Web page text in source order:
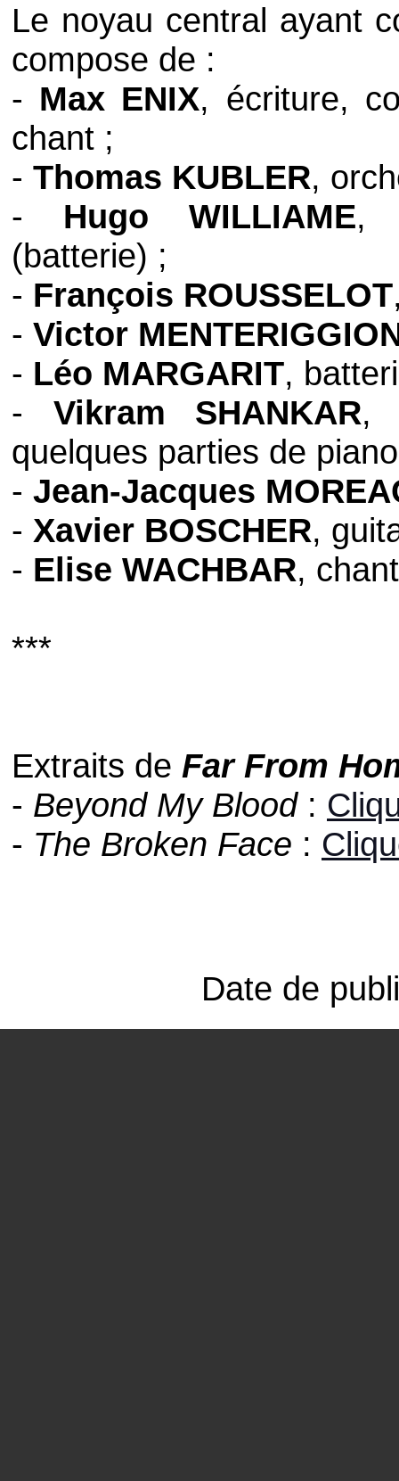
Le noyau central ayant
compose de :
- Max ENIX, écriture,
chant ;
- Thomas KUBLER,
- Hugo WILLIAME,
(batterie) ;
- François ROUSSELOT
- Victor
- Léo MARGARIT,
- Vikram SHANKAR,
quelques parties de
- Jean-Jacques
- Xavier BOSCHER,
- Elise WACHBAR,
***
Extraits de Far From
- Beyond My Blood:
- The Broken Face :
Date de